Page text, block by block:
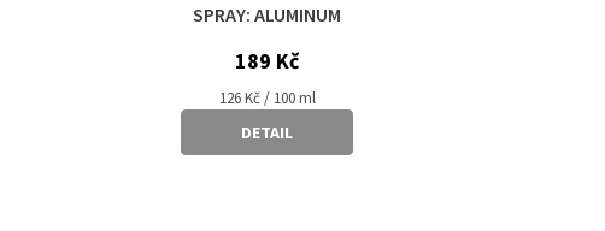
SPRAY: ALUMINUM
189 Kč
Měrná
126 Kč / 100 ml
DETAIL